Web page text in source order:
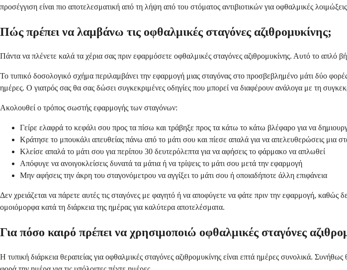
προσέγγιση είναι πιο αποτελεσματική από τη λήψη από του στόματος αντιβιοτικών για οφθαλμικές
Πώς πρέπει να λαμβάνω τις οφθαλμικές σταγόνες αζιθρομυκίνης;
Πάντα να πλένετε καλά τα χέρια σας πριν εφαρμόσετε οφθαλμικές σταγόνες αζιθρομυκίνης. Αυτό το
Το τυπικό δοσολογικό σχήμα περιλαμβάνει την εφαρμογή μιας σταγόνας στο προσβεβλημένο μάτι δύο
ημέρες. Ο γιατρός σας θα σας δώσει συγκεκριμένες οδηγίες που μπορεί να διαφέρουν ανάλογα με τη
Ακολουθεί ο τρόπος σωστής εφαρμογής των σταγόνων:
Γείρε ελαφρά το κεφάλι σου προς τα πίσω και τράβηξε προς τα κάτω το κάτω βλέφαρο για να
Κράτησε το μπουκάλι απευθείας πάνω από το μάτι σου και πίεσε απαλά για να απελευθερώσεις μια
Κλείσε απαλά το μάτι σου για περίπου 30 δευτερόλεπτα για να αφήσεις το φάρμακο να απλωθεί
Απόφυγε να ανοιγοκλείσεις δυνατά τα μάτια ή να τρίψεις το μάτι σου μετά την εφαρμογή
Μην αφήσεις την άκρη του σταγονόμετρου να αγγίξει το μάτι σου ή οποιαδήποτε άλλη επιφάνεια
Δεν χρειάζεται να πάρετε αυτές τις σταγόνες με φαγητό ή να αποφύγετε να φάτε πριν την εφαρμογή,
ομοιόμορφα κατά τη διάρκεια της ημέρας για καλύτερα αποτελέσματα.
Για πόσο καιρό πρέπει να χρησιμοποιώ οφθαλμικές σταγόνες
Η τυπική διάρκεια θεραπείας για οφθαλμικές σταγόνες αζιθρομυκίνης είναι επτά ημέρες συνολικά.